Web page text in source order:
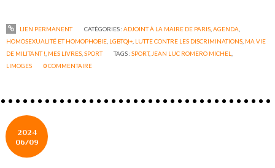
LIEN PERMANENT CATÉGORIES :ADJOINT À LA MAIRE DE PARIS,AGENDA,
HOMOSEXUALITÉ ET HOMOPHOBIE, LGBTQI+, LUTTE CONTRE LES DISCRIMINATIONS, MA VIE
DE MILITANT !, MES LIVRES,SPORT TAGS :SPORT,JEAN LUC ROMERO MICHEL,
LIMOGES
0COMMENTAIRE
2024
06/09